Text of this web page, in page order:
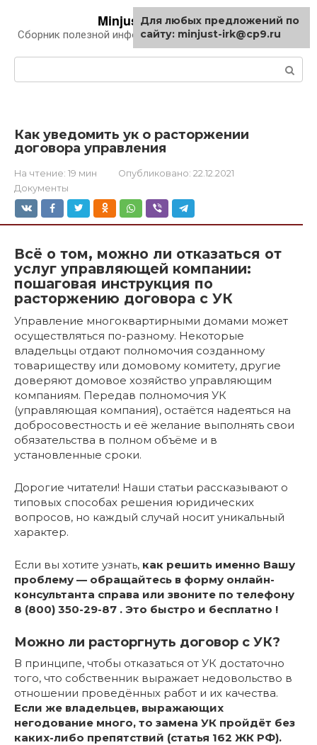
контенту
Minjust-irk.ru
Сборник полезной информации про автомобили
Как уведомить ук о расторжении
договора управления
На чтение: 19 мин Опубликовано: 22.12.2021
Документы
Всё о том, можно ли отказаться от
услуг управляющей компании:
пошаговая инструкция по
расторжению договора с УК
Управление многоквартирными домами может
осуществляться по-разному. Некоторые
владельцы отдают полномочия созданному
товариществу или домовому комитету, другие
доверяют домовое хозяйство управляющим
компаниям. Передав полномочия УК
(управляющая компания), остаётся надеяться на
добросовестность и её желание выполнять свои
обязательства в полном объёме и в
установленные сроки.
Дорогие читатели! Наши статьи рассказывают о
типовых способах решения юридических
вопросов, но каждый случай носит уникальный
характер.
Если вы хотите узнать, как решить именно Вашу
проблему — обращайтесь в форму онлайн-
консультанта справа или звоните по телефону
8 (800) 350-29-87 . Это быстро и бесплатно !
Можно ли расторгнуть договор с УК?
В принципе, чтобы отказаться от УК достаточно
того, что собственник выражает недовольство в
отношении проведённых работ и их качества.
Если же владельцев, выражающих
негодование много, то замена УК пройдёт без
каких-либо препятствий (статья 162 ЖК РФ).
Для любых предложений по
сайту: minjust-irk@cp9.ru